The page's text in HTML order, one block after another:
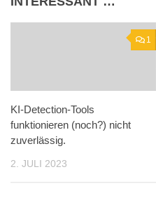
1
KI-Detection-Tools
funktionieren (noch?) nicht
zuverlässig.
2. JULI 2023